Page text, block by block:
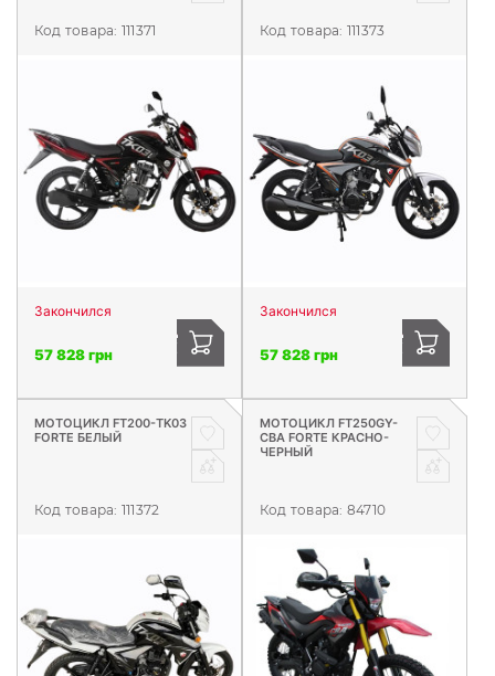
Код товара: 111371
Закончился
57 828 грн
Код товара: 111373
Закончился
57 828 грн
МОТОЦИКЛ FT200-TK03
FORTE БЕЛЫЙ
Код товара: 111372
МОТОЦИКЛ FT250GY-
CBA FORTE КРАСНО-
ЧЕРНЫЙ
Код товара: 84710